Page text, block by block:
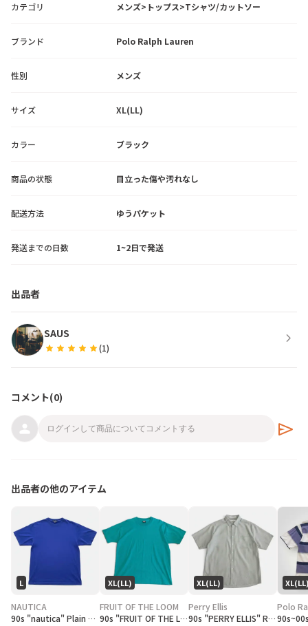
カテゴリ メンズ>トップス>Tシャツ/カットソー
ブランド Polo Ralph Lauren
性別 メンズ
サイズ XL(LL)
カラー ブラック
商品の状態 目立った傷や汚れなし
配送方法 ゆうパケット
発送までの日数 1~2日で発送
出品者
SAUS
star star star star star(1) chevron_right
コメント(0)
send
出品者の他のアイテム
L
NAUTICA
90s "nautica" Plain T-Shirt ノーティカ 無地Tシャツ [L]
XL(LL)
FRUIT OF THE LOOM
90s "FRUIT OF THE LOOM BEST" Plain T-Shirt フルーツオブザルーム無地Tシャツ [XL]
XL(LL)
Perry Ellis
90s "PERRY ELLIS" Rayon/Polyester S/S Check Shirt ペリーエリス レーヨン ポリチェックシャツ [XL]
Polo